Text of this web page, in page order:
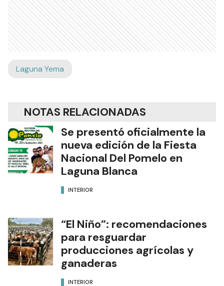
Laguna Yema
NOTAS RELACIONADAS
Se presentó oficialmente la
nueva edición de la Fiesta
Nacional Del Pomelo en
Laguna Blanca
INTERIOR
“El Niño”: recomendaciones
para resguardar
producciones agrícolas y
ganaderas
INTERIOR